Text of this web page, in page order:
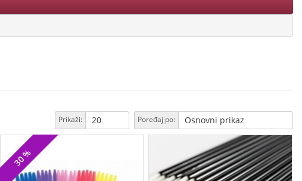
Poređaj po:
Prikaži:
30